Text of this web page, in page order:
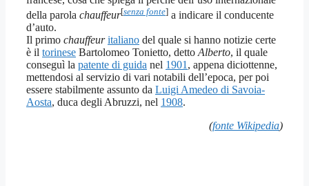
della parola chauffeur[senza fonte] a indicare il conducente
d’auto.
Il primo chauffeur italiano del quale si hanno notizie certe
è il torinese Bartolomeo Tonietto, detto Alberto, il quale
conseguì la patente di guida nel 1901 , appena diciottenne,
mettendosi al servizio di vari notabili dell’epoca, per poi
essere stabilmente assunto da Luigi Amedeo di Savoia-
Aosta, duca degli Abruzzi, nel 1908.
(fonte Wikipedia)